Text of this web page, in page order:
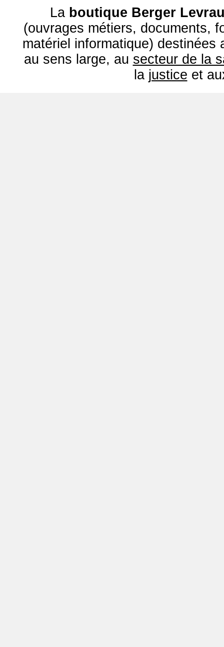
La boutique Berger
(ouvrages métiers, documents,
matériel informatique) destinées
au sens large, au secteur de la
la justice et